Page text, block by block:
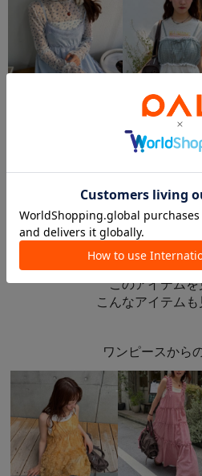
¥4,620
NEW
w closet
¥5,390
このアイテム
こんなアイテム
ワンピースから